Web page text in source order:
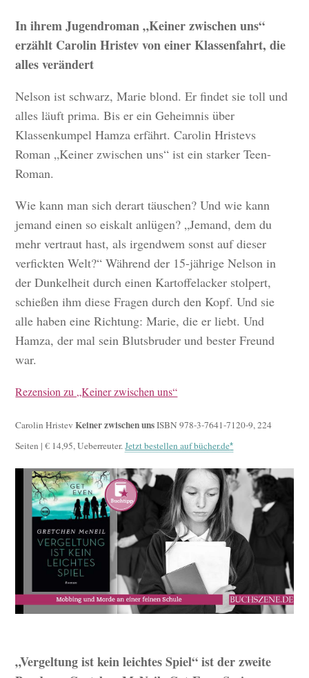
In ihrem Jugendroman „Keiner zwischen uns“
erzählt Carolin Hristev von einer Klassenfahrt, die
alles verändert
Nelson ist schwarz, Marie blond. Er findet sie toll und
alles läuft prima. Bis er ein Geheimnis über
Klassenkumpel Hamza erfährt. Carolin Hristevs
Roman „Keiner zwischen uns“ ist ein starker Teen-
Roman.
Wie kann man sich derart täuschen? Und wie kann
jemand einen so eiskalt anlügen? „Jemand, dem du
mehr vertraut hast, als irgendwem sonst auf dieser
verfickten Welt?“ Während der 15-jährige Nelson in
der Dunkelheit durch einen Kartoffelacker stolpert,
schießen ihm diese Fragen durch den Kopf. Und sie
alle haben eine Richtung: Marie, die er liebt. Und
Hamza, der mal sein Blutsbruder und bester Freund
war.
Rezension zu „Keiner zwischen uns“
Carolin HristevKeiner zwischen unsISBN 978-3-7641-7120-9, 224
Seiten | € 14,95, Ueberreuter.Jetzt bestellen auf bücher.de
„Vergeltung ist kein leichtes Spiel“ ist der zweite